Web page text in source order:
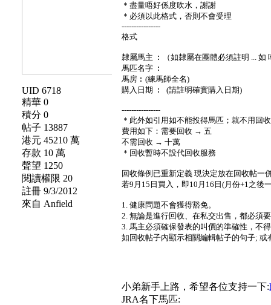
UID 6718
精華 0
積分 0
帖子 13887
港元 45210 萬
存款 10 萬
聲望 1250
閱讀權限 20
註冊 9/3/2012
來自 Anfield
＊盡量唔好係度吹水，謝謝
＊必須以此格式，否則不會受理
----------------
格式
隸屬馬主 ︰（如隸屬在團體必須註明 ... 如
馬匹名字 ︰
馬房︰(練馬師全名)
購入日期 ︰ (請註明確實購入日期)
----------------
＊此外如引用如不能投得馬匹；就不用回
費用如下：需要回收 → 五
不需回收 → 十萬
＊回收暫時不設代回收服務
回收條例已重新定義 現決定放在回收帖一
若9月15日買入，即10月16日(月份+1之後
1. 健康問題不會獲得豁免。
2. 無論是進行回收、在私交出售，都必須
3. 馬主必須確保發表的叫價的準確性，不
如回收帖子內顯示相關編輯帖子的句子;
小弟新手上路，希望各位支持一下:
JRA名下馬匹: